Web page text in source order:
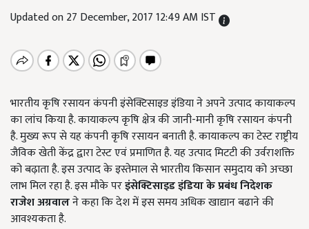
Updated on 27 December, 2017 12:49 AM IST
भारतीय कृषि रसायन कंपनी इंसेक्टिसाइड इंडिया ने अपने उत्पाद कायाकल्प
का लांच किया है. कायाकल्प कृषि क्षेत्र की जानी-मानी कृषि रसायन कंपनी
है. मुख्य रूप से यह कंपनी कृषि रसायन बनाती है. कायाकल्प का टेस्ट राष्ट्रीय
जैविक खेती केंद्र द्वारा टेस्ट एवं प्रमाणित है. यह उत्पाद मिटटी की उर्वराशक्ति
को बढ़ाता है. इस उत्पाद के इस्तेमाल से भारतीय किसान समुदाय को अच्छा
लाभ मिल रहा है. इस मौके परइंसेक्टिसाइड इंडिया के प्रबंध निदेशक
राजेश अग्रवालने कहा कि देश में इस समय अधिक खाद्यान बढाने की
आवश्यकता है.